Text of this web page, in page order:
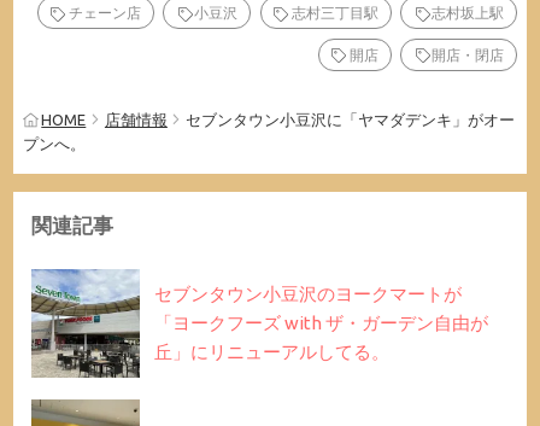
チェーン店 小豆沢 志村三丁目駅 志村坂上駅
開店 開店・閉店
HOME 店舗情報
セブンタウン小豆沢に「ヤマダデンキ」がオー
プンへ。
関連記事
セブンタウン小豆沢のヨークマートが
「ヨークフーズ with ザ・ガーデン自由が
丘」にリニューアルしてる。